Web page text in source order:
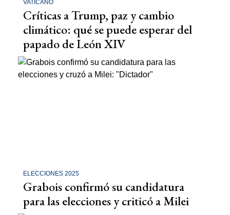
VATICANO
Críticas a Trump, paz y cambio
climático: qué se puede esperar del
papado de León XIV
ELECCIONES 2025
Grabois confirmó su candidatura
para las elecciones y criticó a Milei